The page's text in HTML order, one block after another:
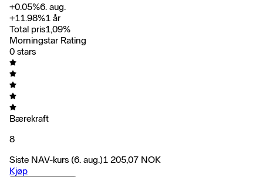
+0.05%6. aug.
+11.98%1 år
Total pris1,09%
Morningstar Rating
0 stars
Bærekraft
8
Siste NAV-kurs (6. aug.)1 205,07 NOK
Kjøp